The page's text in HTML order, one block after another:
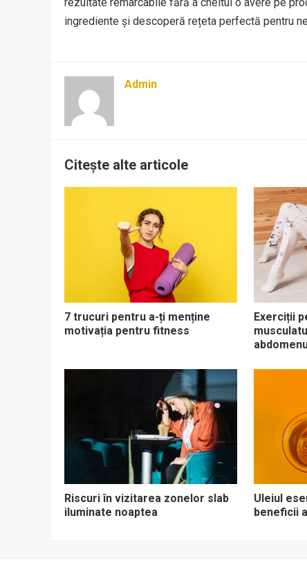
ingrediente și descoperă rețeta perfectă pentru
Admin
Citește alte articole
7 trucuri pentru a-ți menține
motivația pentru fitness
Exerciții
Riscuri în vizitarea zonelor slab
iluminate noaptea
Uleiul
beneficii